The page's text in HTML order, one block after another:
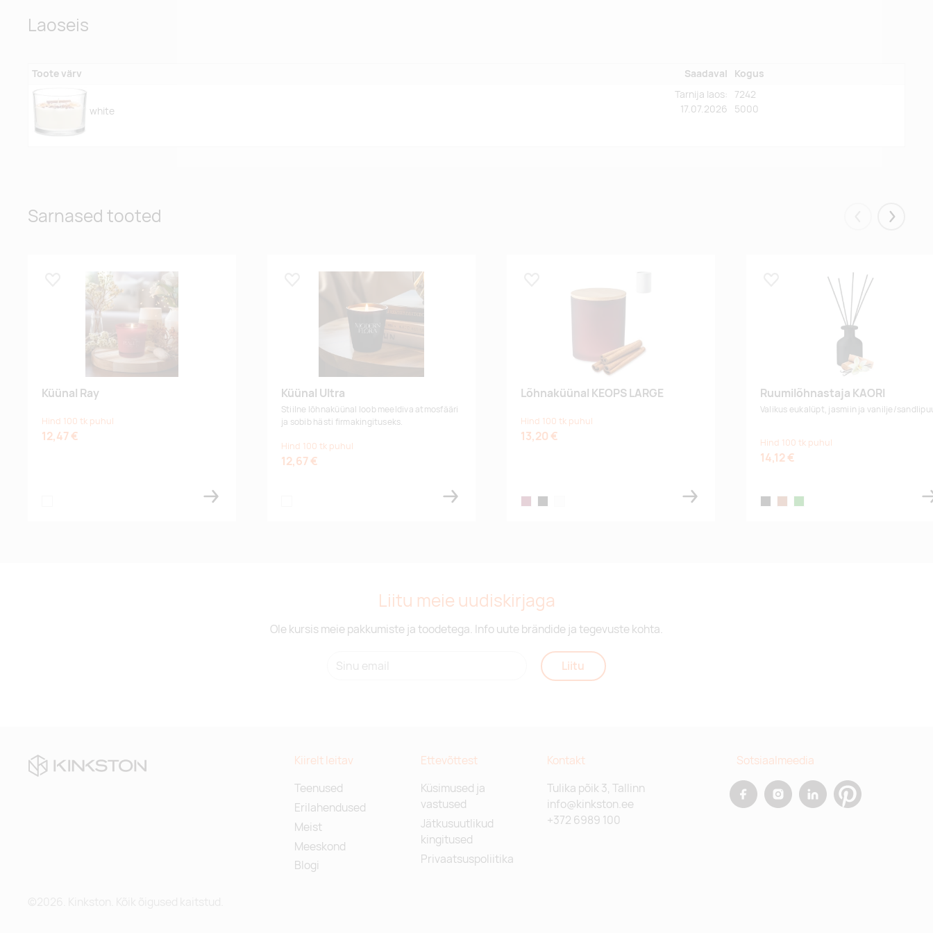
Laoseis
Toote värv Saadaval Kogus
white
Tarnija laos:
17.07.2026
7242
5000
Sarnased tooted Eelmised
Lisa lemmikuks
Küünal Ray
Hind 100 tk puhul
12,47 €
Küünal Ultra
Stiilne lõhnaküünal loob meeldiva atmosfääri
ja sobib hästi firmakingituseks.
Hind 100 tk puhul
12,67 €
Lõhnaküünal KEOPS LARGE
Hind 100 tk puhul
13,20 €
Ruumilõhnastaja KAORI
Valikus eukalüpt, jasmiin ja vanilje/
Hind 100 tk puhul
14,12 €
Liitu meie uudiskirjaga
Ole kursis meie pakkumiste ja toodetega. Info uute brändide ja tegevuste kohta.
Liitu
Kiirelt leitav
Teenused
Erilahendused
Meist
Meeskond
Blogi
Ettevõttest
Küsimused ja
vastused
Jätkusuutlikud
kingitused
Privaatsuspoliitika
Kontakt
Tulika põik 3, Tallinn
info@kinkston.ee
+372 6989 100
Sotsiaalmeedia